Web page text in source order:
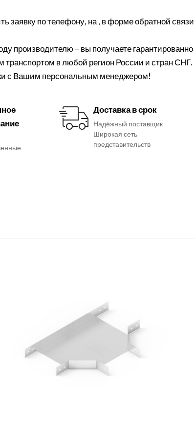
заявку по телефону, на , в форме обратной связи
производителю – вы получаете гарантированно
в любой регион России и стран СНГ.
с Вашим персональным менеджером!
Доставка в срок
Надёжный поставщик
Широкая сеть
представительств